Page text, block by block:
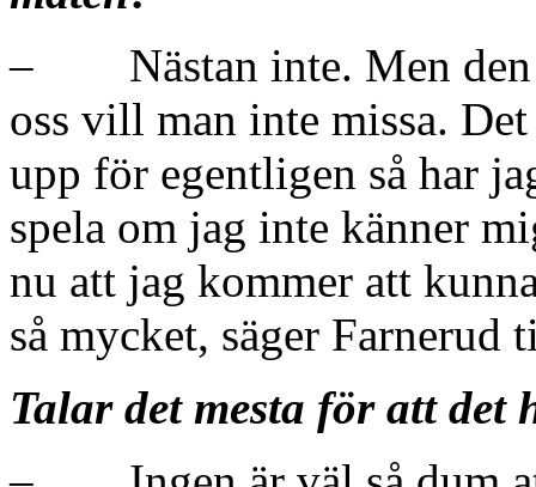
– Nästan inte. Men den
oss vill man inte missa.
upp för egentligen så har
spela om jag inte känner
nu att jag kommer att
så mycket, säger Farnerud
Talar det mesta för att det